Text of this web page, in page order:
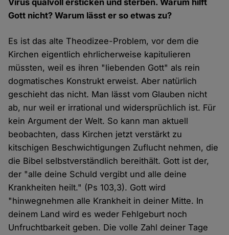
Virus qualvoll ersticken und sterben. Warum hilft
Gott nicht? Warum lässt er so etwas zu?
Es ist das alte Theodizee-Problem, vor dem die
Kirchen eigentlich ehrlicherweise kapitulieren
müssten, weil es ihren "liebenden Gott" als rein
dogmatisches Konstrukt erweist. Aber natürlich
geschieht das nicht. Man lässt vom Glauben nicht
ab, nur weil er irrational und widersprüchlich ist. Für
kein Argument der Welt. So kann man aktuell
beobachten, dass Kirchen jetzt verstärkt zu
kitschigen Beschwichtigungen Zuflucht nehmen, die
die Bibel selbstverständlich bereithält. Gott ist der,
der "alle deine Schuld vergibt und alle deine
Krankheiten heilt." (Ps 103,3). Gott wird
"hinwegnehmen alle Krankheit in deiner Mitte. In
deinem Land wird es weder Fehlgeburt noch
Unfruchtbarkeit geben. Die volle Zahl deiner Tage